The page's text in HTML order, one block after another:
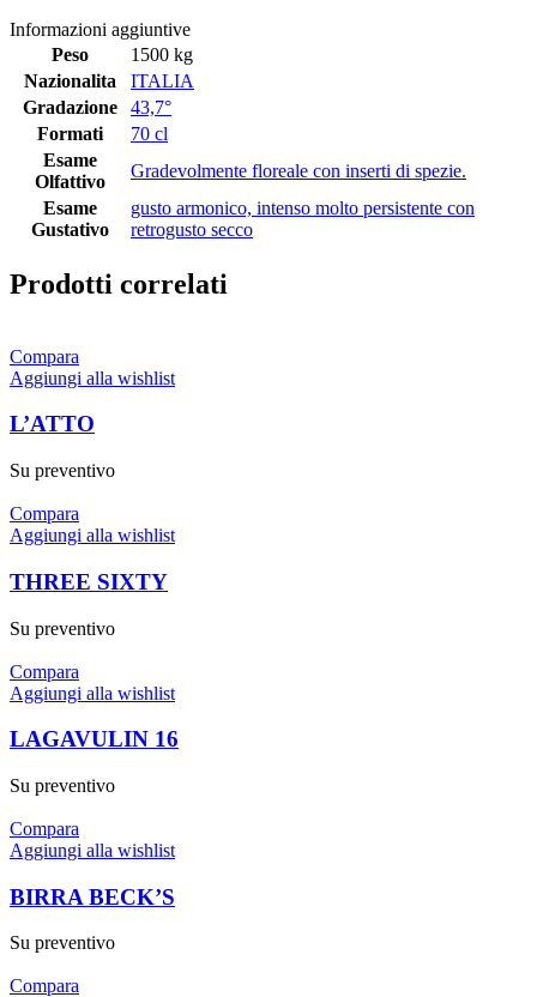
Informazioni aggiuntive
Peso
1500 kg
Nazionalita
ITALIA
Gradazione
43,7°
Formati
70 cl
Esame
Olfattivo
Gradevolmente floreale con inserti di spezie.
Esame
Gustativo
gusto armonico, intenso molto persistente con
retrogusto secco
Prodotti correlati
Compara
Aggiungi alla wishlist
L’ATTO
Su preventivo
Compara
Aggiungi alla wishlist
THREE SIXTY
Su preventivo
Compara
Aggiungi alla wishlist
LAGAVULIN 16
Su preventivo
Compara
Aggiungi alla wishlist
BIRRA BECK’S
Su preventivo
Compara